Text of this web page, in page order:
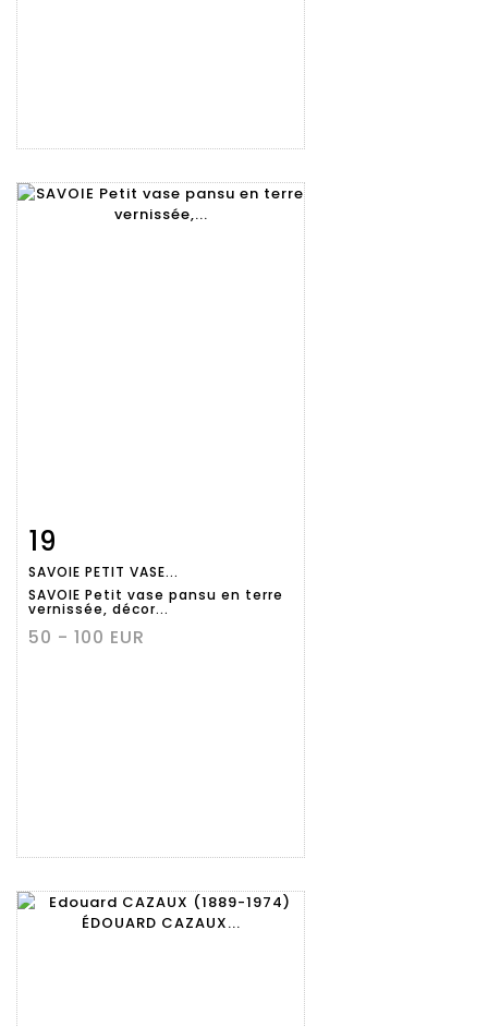
détaillée
19
SAVOIE PETIT VASE...
SAVOIE Petit vase pansu en terre
vernissée, décor...
50 - 100 EUR